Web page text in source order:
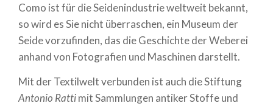
Como ist für die Seidenindustrie weltweit bekannt,
so wird es Sie nicht überraschen, ein Museum der
Seide vorzufinden, das die Geschichte der Weberei
anhand von Fotografien und Maschinen darstellt.
Mit der Textilwelt verbunden ist auch die Stiftung
Antonio Rattimit Sammlungen antiker Stoffe und